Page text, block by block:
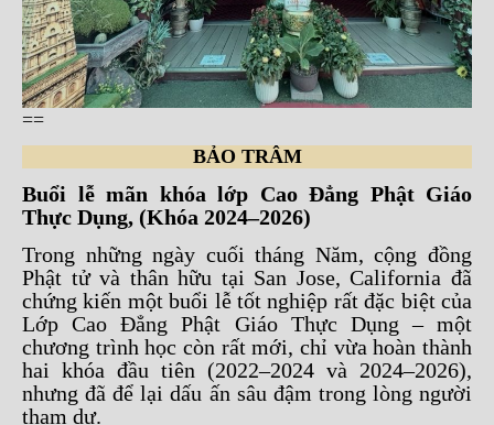
==
BẢO TRÂM
Buổi lễ mãn khóa lớp Cao Đẳng Phật Giáo
Thực Dụng, (Khóa 2024–2026)
Trong những ngày cuối tháng Năm, cộng đồng
Phật tử và thân hữu tại San Jose, California đã
chứng kiến một buổi lễ tốt nghiệp rất đặc biệt của
Lớp Cao Đẳng Phật Giáo Thực Dụng – một
chương trình học còn rất mới, chỉ vừa hoàn thành
hai khóa đầu tiên (2022–2024 và 2024–2026),
nhưng đã để lại dấu ấn sâu đậm trong lòng người
tham dự.